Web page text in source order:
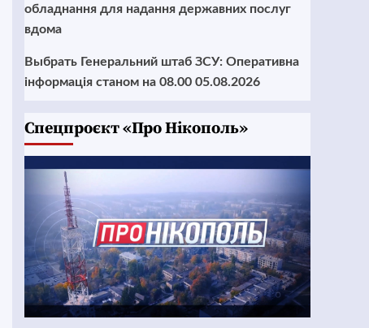
обладнання для надання державних послуг
вдома
Выбрать Генеральний штаб ЗСУ: Оперативна
інформація станом на 08.00 05.08.2026
Cпецпроєкт «Про Нікополь»